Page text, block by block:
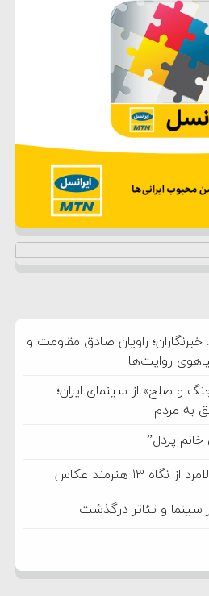
راویان صادق مقاومت و
روایت‌ها
و صلح» از سینمای ایران؛
به مردم
خانم پردل”
۱۳ هنرمند عکاس
سینما و تئاتر درگذشت